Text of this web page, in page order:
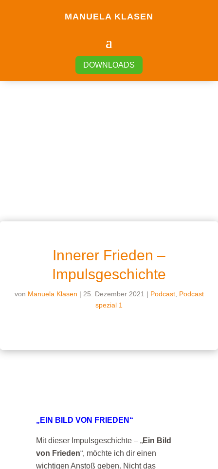
MANUELA KLASEN
DOWNLOADS
Innerer Frieden –
Impulsgeschichte
von Manuela Klasen | 25. Dezember 2021 | Podcast, Podcast
spezial 1
„EIN BILD VON FRIEDEN“
Mit dieser Impulsgeschichte – „Ein Bild
von Frieden“, möchte ich dir einen
wichtigen Anstoß geben. Nicht das